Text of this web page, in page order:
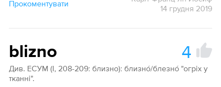
Прокоментувати
14 грудня 2019
blizno 4
Див. ЕСУМ (І, 208-209: близно): близнó/блезнó "огріх у
тканні".